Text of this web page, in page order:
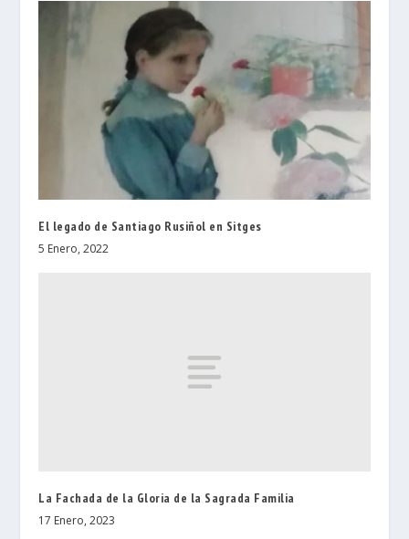
El legado de Santiago Rusiñol en Sitges
5 Enero, 2022
La Fachada de la Gloria de la Sagrada Familia
17 Enero, 2023